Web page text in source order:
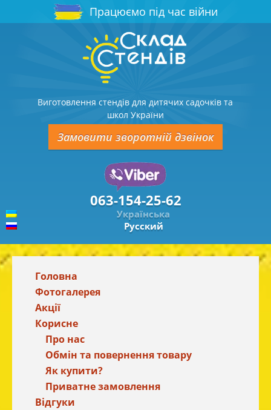
Працюємо під час війни
Виготовлення стендів для дитячих садочків та
школ України
Замовити зворотній дзвінок
063-154-25-62
Українська
Русский
Головна
Фотогалерея
Акції
Корисне
Про нас
Обмін та повернення товару
Як купити?
Приватне замовлення
Відгуки